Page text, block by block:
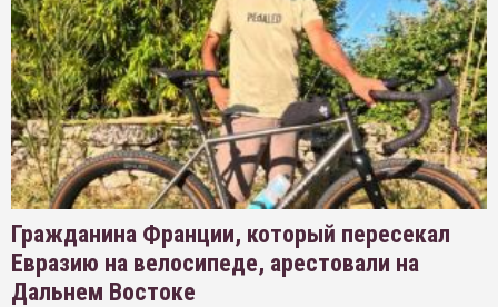
Гражданина Франции, который пересекал
Евразию на велосипеде, арестовали на
Дальнем Востоке